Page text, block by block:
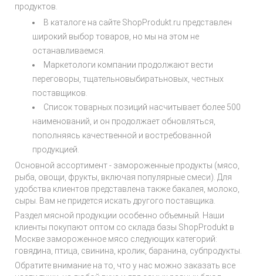
продуктов.
В каталоге на сайте ShopProdukt.ru представлен
широкий выбор товаров, но мы на этом не
останавливаемся.
Маркетологи компании продолжают вести
переговоры, тщательновыбиратьновых, честных
поставщиков.
Список товарных позиций насчитывает более 500
наименований, и он продолжает обновляться,
пополняясь качественной и востребованной
продукцией.
Основной ассортимент - замороженные продукты (мясо,
рыба, овощи, фрукты, включая популярные смеси). Для
удобства клиентов представлена также бакалея, молоко,
сыры. Вам не придется искать другого поставщика.
Раздел мясной продукции особенно объемный. Наши
клиенты покупают оптом со склада базы ShopProdukt в
Москве замороженное мясо следующих категорий:
говядина, птица, свинина, кролик, баранина, субпродукты.
Обратите внимание на то, что у нас можно заказать все